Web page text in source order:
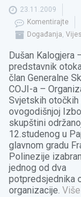
23.11.2009
Komentirajte
Događanja,
Dušan Kalogjera
predstavnik
član Generalne
COJI-a –
Svjetskih otočkih
ovogodišnjoj
skupštini
12.studenog u
glavnom gradu
Polinezije
jednog od dva
potpredsjednika
organizacije. Više